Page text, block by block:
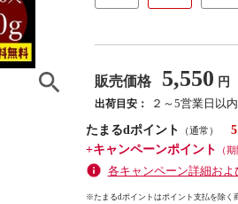
販売価格 5,550 円
出荷目安：
２～5営業日以
たまるdポイント
（通常）
+キャンペーンポイント
（
各キャンペーン詳細お
※たまるdポイントはポイント支払を除く